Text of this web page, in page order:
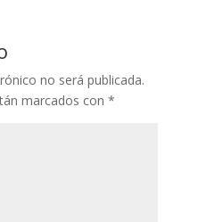
no será publicada.
marcados con *